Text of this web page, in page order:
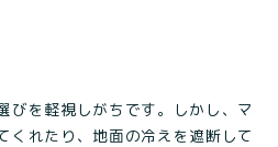
びを軽視しがちです。しかし、マ
くれたり、地面の冷えを遮断して